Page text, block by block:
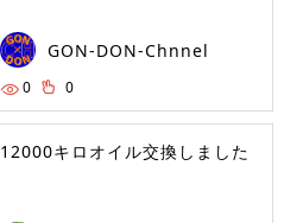
GON-DON-Chnnel
0 0
12000キロオイル交換しました